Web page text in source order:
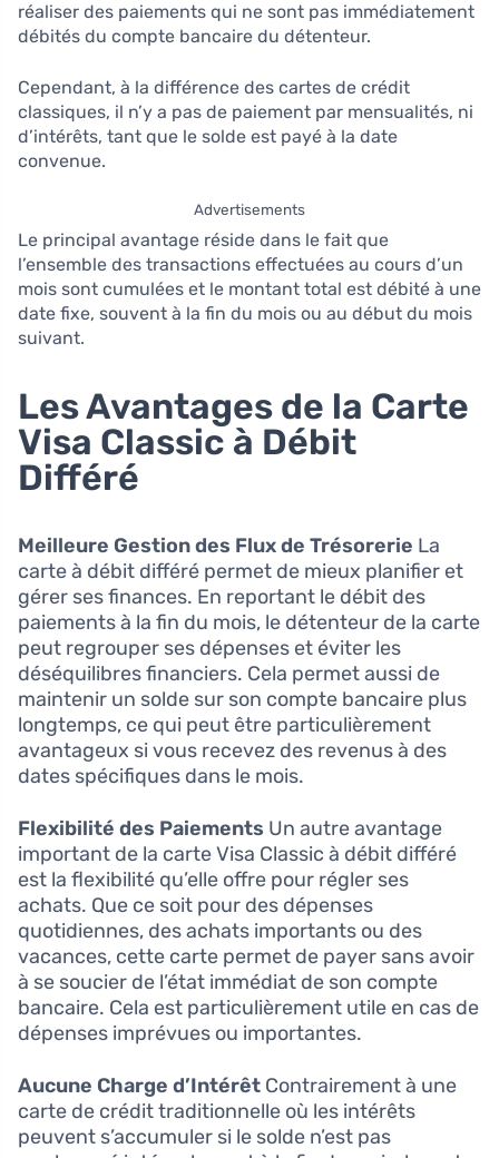
réaliser des paiements qui ne sont pas immédiatement
débités du compte bancaire du détenteur.
Cependant, à la différence des cartes de crédit
classiques, il n’y a pas de paiement par mensualités, ni
d’intérêts, tant que le solde est payé à la date
convenue.
Advertisements
Le principal avantage réside dans le fait que
l’ensemble des transactions effectuées au cours d’un
mois sont cumulées et le montant total est débité à une
date fixe, souvent à la fin du mois ou au début du mois
suivant.
Les Avantages de la Carte
Visa Classic à Débit
Différé
Meilleure Gestion des Flux de Trésorerie La
carte à débit différé permet de mieux planifier et
gérer ses finances. En reportant le débit des
paiements à la fin du mois, le détenteur de la carte
peut regrouper ses dépenses et éviter les
déséquilibres financiers. Cela permet aussi de
maintenir un solde sur son compte bancaire plus
longtemps, ce qui peut être particulièrement
avantageux si vous recevez des revenus à des
dates spécifiques dans le mois.
Flexibilité des Paiements Un autre avantage
important de la carte Visa Classic à débit différé
est la flexibilité qu’elle offre pour régler ses
achats. Que ce soit pour des dépenses
quotidiennes, des achats importants ou des
vacances, cette carte permet de payer sans avoir
à se soucier de l’état immédiat de son compte
bancaire. Cela est particulièrement utile en cas de
dépenses imprévues ou importantes.
Aucune Charge d’Intérêt Contrairement à une
carte de crédit traditionnelle où les intérêts
peuvent s’accumuler si le solde n’est pas